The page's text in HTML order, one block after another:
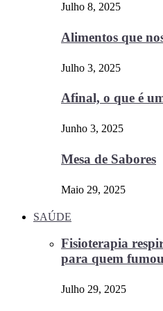
Julho 8, 2025
Alimentos que
Julho 3, 2025
Afinal, o que é
Junho 3, 2025
Mesa de Sabores
Maio 29, 2025
SAÚDE
Fisioterapia
para quem fumou
Julho 29, 2025